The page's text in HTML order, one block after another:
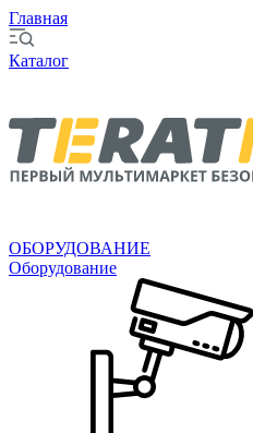
Главная
Каталог
ОБОРУДОВАНИЕ
Оборудование